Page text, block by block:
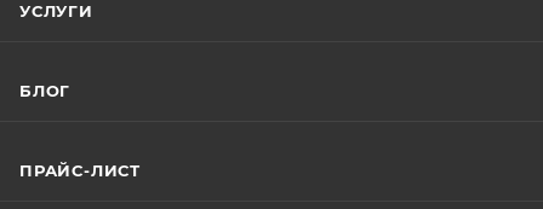
УСЛУГИ
БЛОГ
ПРАЙС-ЛИСТ